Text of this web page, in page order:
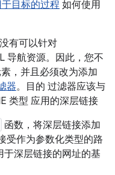
目标的过程 如何使用
有可以针对
导航资源。因此，您不
，并且必须改为添加
器。目的 过滤器应该与
类型 应用的深层链接
函数，将深层链接添加
受作为参数化类型的路
于深层链接的网址的基